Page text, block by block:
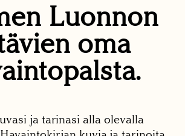
Luonnon
oma
ja tarinasi alla olevalla